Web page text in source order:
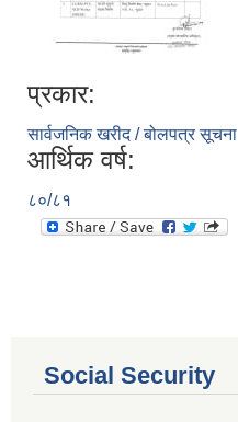
प्रकार:
सार्वजनिक खरीद / बोलपत्र सूचना
आर्थिक वर्ष:
८०/८१
Social Security